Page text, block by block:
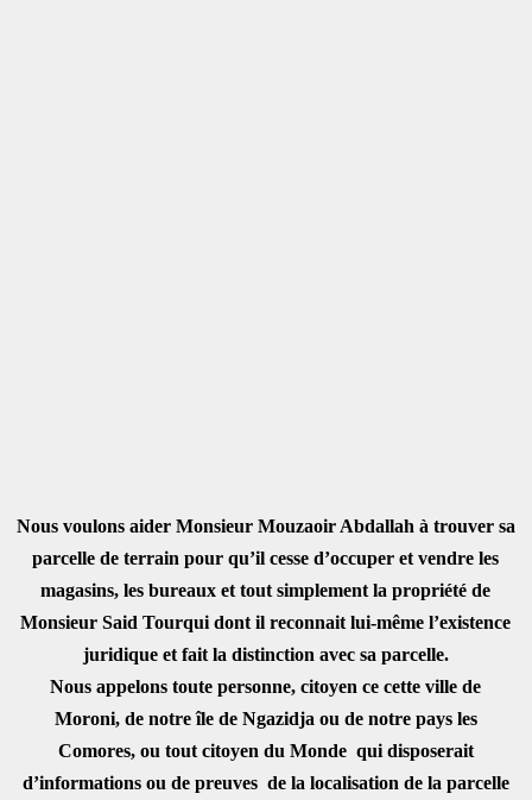
Nous voulons aider Monsieur Mouzaoir Abdallah à trouver sa
parcelle de terrain pour qu’il cesse d’occuper et vendre les
magasins, les bureaux et tout simplement la propriété de
Monsieur Said Tourqui dont il reconnait lui-même l’existence
juridique et fait la distinction avec sa parcelle.
Nous appelons toute personne, citoyen ce cette ville de
Moroni, de notre île de Ngazidja ou de notre pays les
Comores, ou tout citoyen du Monde qui disposerait
d’informations ou de preuves de la localisation de la parcelle